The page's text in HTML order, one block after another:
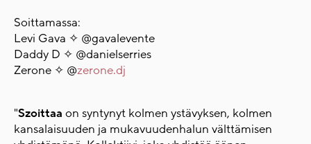
Soittamassa:
Levi Gava ✧ @gavalevente
Daddy D ✧ @danielserries
Zerone ✧ @zerone.dj
"Szoittaa on syntynyt kolmen ystävyksen, kolmen
kansalaisuuden ja mukavuudenhalun välttämisen